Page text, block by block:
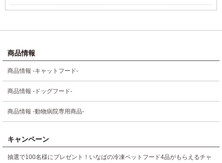
商品情報
商品情報 -キャットフード-
商品情報 -ドッグフード-
商品情報 -動物病院専用商品-
キャンペーン
抽選で100名様にプレゼント！いなばの冷凍ペットフード4品がもらえるチャ